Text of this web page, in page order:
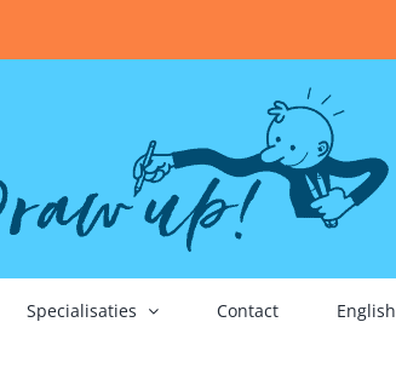
Specialisaties Contact English